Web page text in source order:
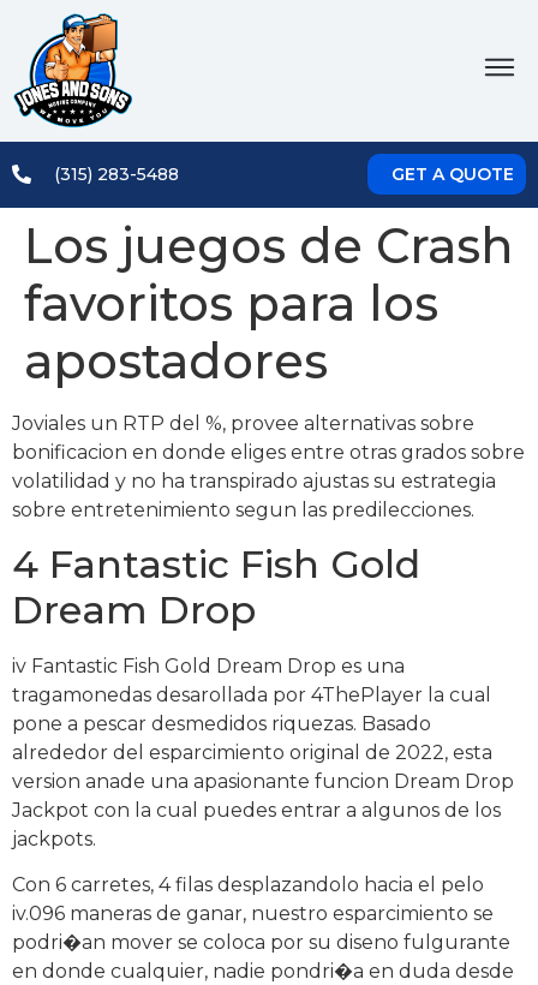
(315) 283-5488 GET A QUOTE
Los juegos de Crash
favoritos para los
apostadores
Joviales un RTP del %, provee alternativas sobre
bonificacion en donde eliges entre otras grados sobre
volatilidad y no ha transpirado ajustas su estrategia
sobre entretenimiento segun las predilecciones.
4 Fantastic Fish Gold
Dream Drop
iv Fantastic Fish Gold Dream Drop es una
tragamonedas desarollada por 4ThePlayer la cual
pone a pescar desmedidos riquezas. Basado
alrededor del esparcimiento original de 2022, esta
version anade una apasionante funcion Dream Drop
Jackpot con la cual puedes entrar a algunos de los
jackpots.
Con 6 carretes, 4 filas desplazandolo hacia el pelo
iv.096 maneras de ganar, nuestro esparcimiento se
podri�an mover se coloca por su diseno fulgurante
en donde cualquier, nadie pondri�a en duda desde